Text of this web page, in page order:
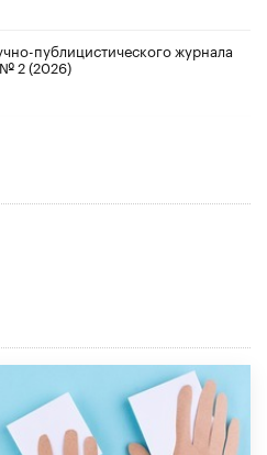
публицистического журнала
2 (2026)